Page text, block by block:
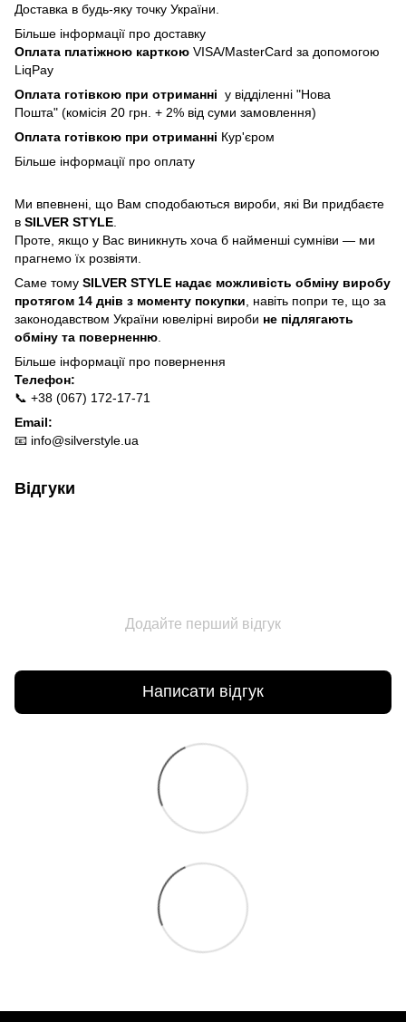
Доставка в будь-яку точку України.
Більше інформації про доставку
Оплата платіжною карткою VISA/MasterCard за допомогою
LiqPay
Оплата готівкою при отриманні у відділенні "Нова
Пошта" (комісія 20 грн. + 2% від суми замовлення)
Оплата готівкою при отриманні Кур'єром
Більше інформації про оплату
Ми впевнені, що Вам сподобаються вироби, які Ви придбаєте
в SILVER STYLE
Проте, якщо у Вас виникнуть хоча б найменші сумніви — ми
прагнемо їх розвіяти.
Саме тому SILVER STYLE надає можливість обміну виробу
протягом 14 днів з моменту покупки , навіть попри те, що за
законодавством України ювелірні вироби не підлягають
обміну та поверненню
Більше інформації про повернення
Телефон:
📞 +38 (067) 172-17-71
Email:
📧 info@silverstyle.ua
Відгуки
Додайте перший відгук
Написати відгук